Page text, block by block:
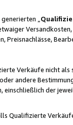
„
Preisnachlässe,
Verkäufe nicht
andere
der
Qualifizierte